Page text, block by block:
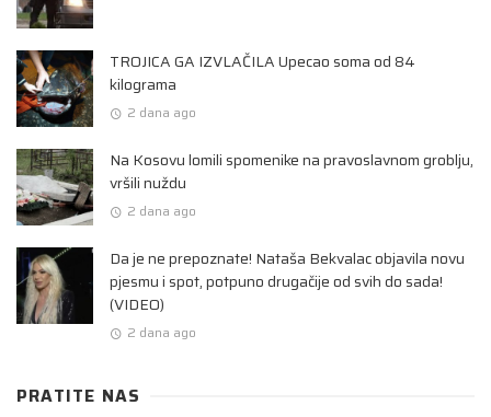
TROJICA GA IZVLAČILA Upecao soma od 84
kilograma
2 dana ago
Na Kosovu lomili spomenike na pravoslavnom groblju,
vršili nuždu
2 dana ago
Da je ne prepoznate! Nataša Bekvalac objavila novu
pjesmu i spot, potpuno drugačije od svih do sada!
(VIDEO)
2 dana ago
PRATITE NAS